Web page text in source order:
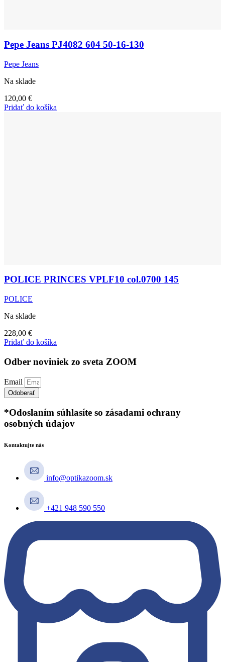
Pepe Jeans PJ4082 604 50-16-130
Pepe Jeans
Na sklade
120,00 €
Pridať do košíka
POLICE PRINCES VPLF10 col.0700 145
POLICE
Na sklade
228,00 €
Pridať do košíka
Odber noviniek zo sveta ZOOM
Email
Odoberať
*Odoslaním súhlasíte so zásadami ochrany
osobných údajov
Kontaktujte nás
info@optikazoom.sk
+421 948 590 550